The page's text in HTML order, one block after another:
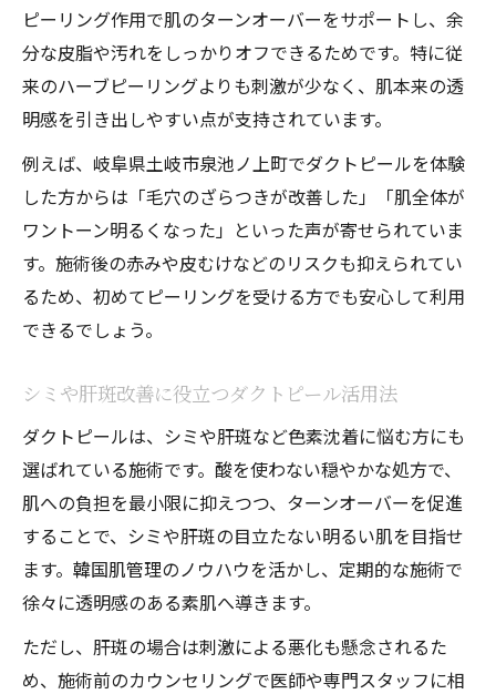
ピーリング作用で肌のターンオーバーをサポートし、余
分な皮脂や汚れをしっかりオフできるためです。特に従
来のハーブピーリングよりも刺激が少なく、肌本来の透
明感を引き出しやすい点が支持されています。
例えば、岐阜県土岐市泉池ノ上町でダクトピールを体験
した方からは「毛穴のざらつきが改善した」「肌全体が
ワントーン明るくなった」といった声が寄せられていま
す。施術後の赤みや皮むけなどのリスクも抑えられてい
るため、初めてピーリングを受ける方でも安心して利用
できるでしょう。
シミや肝斑改善に役立つダクトピール活用法
ダクトピールは、シミや肝斑など色素沈着に悩む方にも
選ばれている施術です。酸を使わない穏やかな処方で、
肌への負担を最小限に抑えつつ、ターンオーバーを促進
することで、シミや肝斑の目立たない明るい肌を目指せ
ます。韓国肌管理のノウハウを活かし、定期的な施術で
徐々に透明感のある素肌へ導きます。
ただし、肝斑の場合は刺激による悪化も懸念されるた
め、施術前のカウンセリングで医師や専門スタッフに相